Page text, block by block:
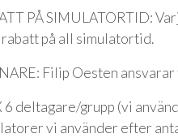
PÅ SIMULATORTID:
rabatt på all simulatortid.
Filip Oesten
6 deltagare/grupp (vi
vi använder efter